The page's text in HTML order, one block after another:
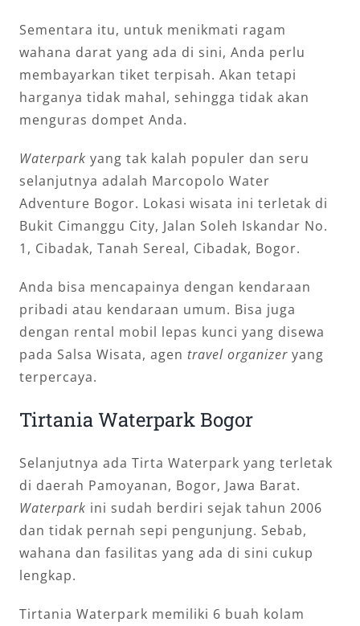
Sementara itu, untuk menikmati ragam
wahana darat yang ada di sini, Anda perlu
membayarkan tiket terpisah. Akan tetapi
harganya tidak mahal, sehingga tidak akan
menguras dompet Anda.
Waterpark yang tak kalah populer dan seru
selanjutnya adalah Marcopolo Water
Adventure Bogor. Lokasi wisata ini terletak di
Bukit Cimanggu City, Jalan Soleh Iskandar No.
1, Cibadak, Tanah Sereal, Cibadak, Bogor.
Anda bisa mencapainya dengan kendaraan
pribadi atau kendaraan umum. Bisa juga
dengan rental mobil lepas kunci yang disewa
pada Salsa Wisata, agen travel organizer yang
terpercaya.
Tirtania Waterpark Bogor
Selanjutnya ada Tirta Waterpark yang terletak
di daerah Pamoyanan, Bogor, Jawa Barat.
Waterpark ini sudah berdiri sejak tahun 2006
dan tidak pernah sepi pengunjung. Sebab,
wahana dan fasilitas yang ada di sini cukup
lengkap.
Tirtania Waterpark memiliki 6 buah kolam